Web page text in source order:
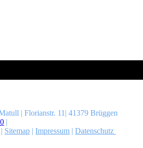
| Florianstr. 11| 41379 Brüggen
|
| Sitemap |Impressum |Datenschutz